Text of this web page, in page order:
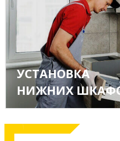
УСТАНОВКА
НИЖНИХ